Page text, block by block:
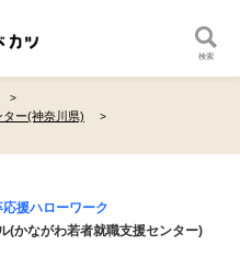
検索
ー(神奈川県)
援ハローワーク
(かながわ若者就職支援センター)